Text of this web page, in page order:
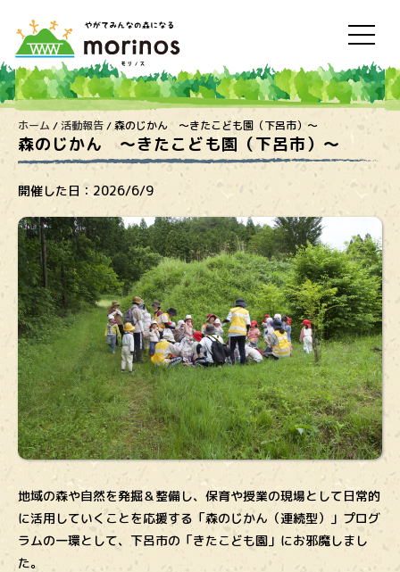
ホーム /活動報告/森のじかん 〜きたこども園（下呂市）〜
森のじかん 〜きたこども園（下呂市）〜
開催した日： 2026/6/9
地域の森や自然を発掘＆整備し、保育や授業の現場として日常的
に活用していくことを応援する「森のじかん（連続型）」プログ
ラムの一環として、下呂市の「きたこども園」にお邪魔しまし
た。